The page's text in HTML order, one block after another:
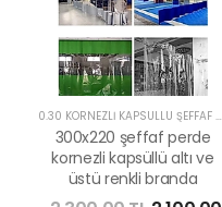
0.30 KORNEZLİ KAPSÜLLÜ ŞEFFAF PERDE
300x220 şeffaf perde
kornezli kapsüllü altı ve
üstü renkli branda